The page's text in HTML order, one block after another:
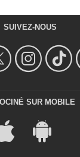
SUIVEZ-NOUS
SUR MOBILE